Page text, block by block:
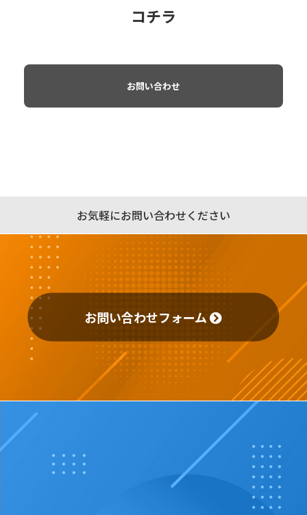
コチラ
お問い合わせ
お気軽にお問い合わせください
お問い合わせフォーム